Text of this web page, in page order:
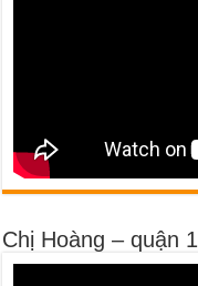
Chị Hoàng – quận 1